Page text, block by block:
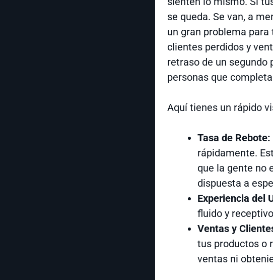
se queda. Se van, a
un gran problema
clientes perdidos y
retraso de un
personas que
Aquí tienes un rápido
Tasa de Rebote:
rápidamente.
que la gente no
dispuesta a
Experiencia del
fluido y
Ventas y
tus productos o
ventas ni